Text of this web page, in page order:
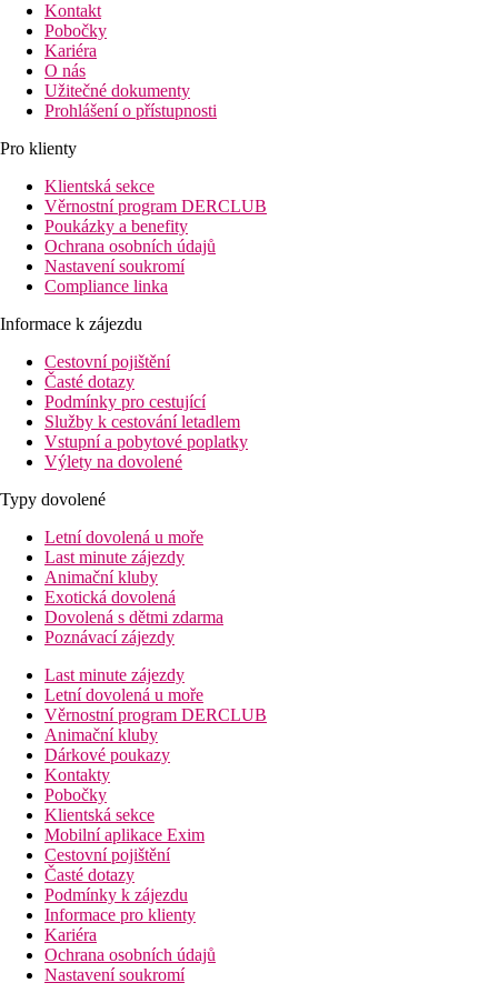
Kontakt
Pobočky
Kariéra
O nás
Užitečné dokumenty
Prohlášení o přístupnosti
Pro klienty
Klientská sekce
Věrnostní program DERCLUB
Poukázky a benefity
Ochrana osobních údajů
Nastavení soukromí
Compliance linka
Informace k zájezdu
Cestovní pojištění
Časté dotazy
Podmínky pro cestující
Služby k cestování letadlem
Vstupní a pobytové poplatky
Výlety na dovolené
Typy dovolené
Letní dovolená u moře
Last minute zájezdy
Animační kluby
Exotická dovolená
Dovolená s dětmi zdarma
Poznávací zájezdy
Last minute zájezdy
Letní dovolená u moře
Věrnostní program DERCLUB
Animační kluby
Dárkové poukazy
Kontakty
Pobočky
Klientská sekce
Mobilní aplikace Exim
Cestovní pojištění
Časté dotazy
Podmínky k zájezdu
Informace pro klienty
Kariéra
Ochrana osobních údajů
Nastavení soukromí